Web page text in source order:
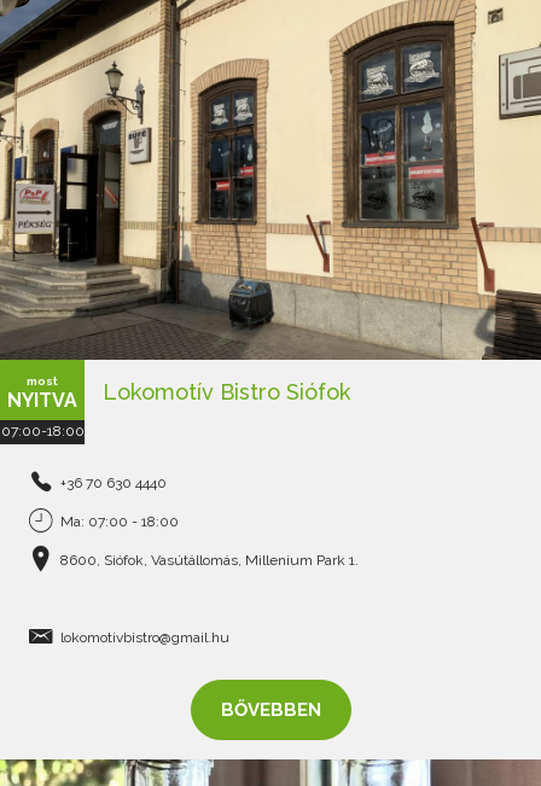
most
NYITVA
07:00-18:00
Lokomotív Bistro Siófok
+36 70 630 4440
Ma: 07:00 - 18:00
8600, Siófok, Vasútállomás, Millenium Park 1.
lokomotivbistro@gmail.hu
BŐVEBBEN